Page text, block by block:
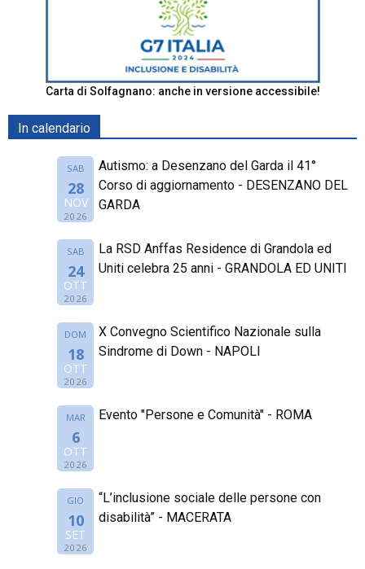
Carta di Solfagnano: anche in versione accessibile!
In calendario
SAB
28
NOV
2026
Autismo: a Desenzano del Garda il 41°
Corso di aggiornamento - DESENZANO DEL
GARDA
SAB
24
OTT
2026
La RSD Anffas Residence di Grandola ed
Uniti celebra 25 anni - GRANDOLA ED UNITI
DOM
18
OTT
2026
X Convegno Scientifico Nazionale sulla
Sindrome di Down - NAPOLI
MAR
6
OTT
2026
Evento "Persone e Comunità" - ROMA
GIO
10
SET
2026
“L’inclusione sociale delle persone con
disabilità” - MACERATA